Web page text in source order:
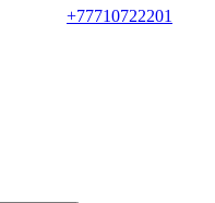
+77710722201